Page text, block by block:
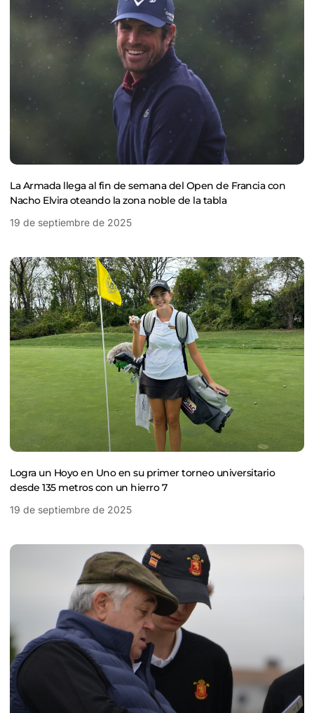
La Armada llega al fin de semana del Open de Francia con
Nacho Elvira oteando la zona noble de la tabla
19 de septiembre de 2025
Logra un Hoyo en Uno en su primer torneo universitario
desde 135 metros con un hierro 7
19 de septiembre de 2025